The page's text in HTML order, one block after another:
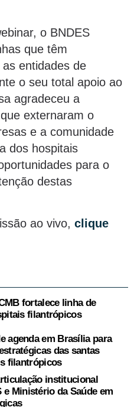
o BNDES
que têm
entidades de
o seu total apoio ao
agradeceu a
externaram o
e a comunidade
dos hospitais
para o
destas
ao vivo, clique
fortalece linha de
filantrópicos
agenda em Brasília para
das santas
filantrópicos
institucional
e Ministério da Saúde em